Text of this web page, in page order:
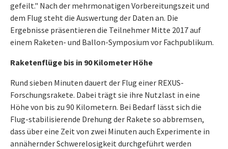
gefeilt." Nach der mehrmonatigen Vorbereitungszeit und
dem Flug steht die Auswertung der Daten an. Die
Ergebnisse präsentieren die Teilnehmer Mitte 2017 auf
einem Raketen- und Ballon-Symposium vor Fachpublikum.
Raketenflüge bis in 90 Kilometer Höhe
Rund sieben Minuten dauert der Flug einer REXUS-
Forschungsrakete. Dabei trägt sie ihre Nutzlast in eine
Höhe von bis zu 90 Kilometern. Bei Bedarf lässt sich die
Flug-stabilisierende Drehung der Rakete so abbremsen,
dass über eine Zeit von zwei Minuten auch Experimente in
annähernder Schwerelosigkeit durchgeführt werden